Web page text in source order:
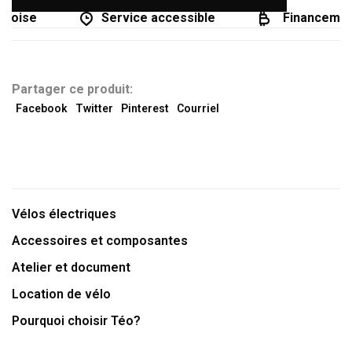
Service accessible
Partager ce produit:
Facebook Twitter Pinterest Courriel
Vélos électriques
Accessoires et composantes
Atelier et document
Location de vélo
Pourquoi choisir Téo?